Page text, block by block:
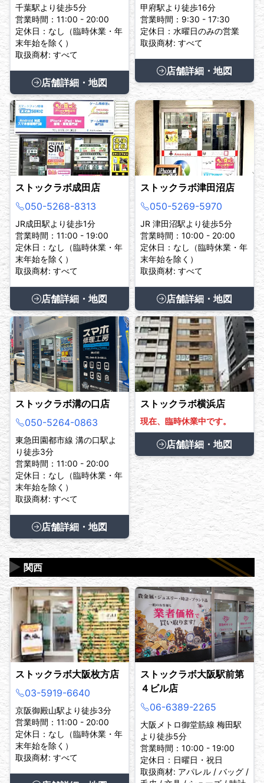
千葉駅より徒歩5分
営業時間：11:00 - 20:00
定休日：なし（臨時休業・年
末年始を除く）
取扱商材: すべて
店舗詳細・地図
甲府駅より徒歩16分
営業時間：9:30 - 17:30
定休日：水曜日のみの営業
取扱商材: すべて
店舗詳細・地図
ストックラボ成田店
050-5268-8313
JR成田駅より徒歩1分
営業時間：11:00 - 19:00
定休日：なし（臨時休業・年
末年始を除く）
取扱商材: すべて
店舗詳細・地図
ストックラボ津田沼店
050-5269-5970
JR 津田沼駅より徒歩5分
営業時間：10:00 - 20:00
定休日：なし（臨時休業・年
末年始を除く）
取扱商材: すべて
店舗詳細・地図
ストックラボ溝の口店
050-5264-0863
東急田園都市線 溝の口駅よ
り徒歩3分
営業時間：11:00 - 20:00
定休日：なし（臨時休業・年
末年始を除く）
取扱商材: すべて
店舗詳細・地図
ストックラボ横浜店
現在、臨時休業中です。
店舗詳細・地図
関西
▶
ストックラボ大阪枚方店
03-5919-6640
京阪御殿山駅より徒歩3分
営業時間：11:00 - 20:00
定休日：なし（臨時休業・年
末年始を除く）
取扱商材: すべて
ストックラボ大阪駅前第
４ビル店
06-6389-2265
大阪メトロ御堂筋線 梅田駅
より徒歩5分
営業時間：10:00 - 19:00
定休日：日曜日・祝日
取扱商材: アパレル / バッグ /